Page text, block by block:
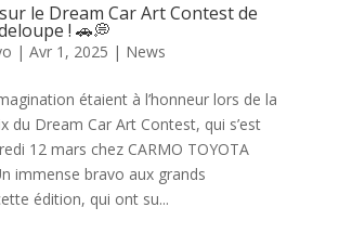
le Dream Car Art Contest de
! 🚗💭
| Avr 1, 2025 | News
étaient à l’honneur lors de la
du Dream Car Art Contest, qui s’est
12 mars chez CARMO TOYOTA
immense bravo aux grands
édition, qui ont su...